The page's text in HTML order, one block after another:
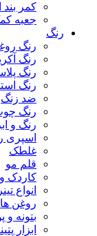
کمر بند
جعبه
رنگ
رنگ
رنگ
رنگ
رنگ
ضد زنگ
رنگ
رنگ و
اسپری
غلطک
قلم مو
کاردک
انواع تینر
روغن
بتونه و
ابزار